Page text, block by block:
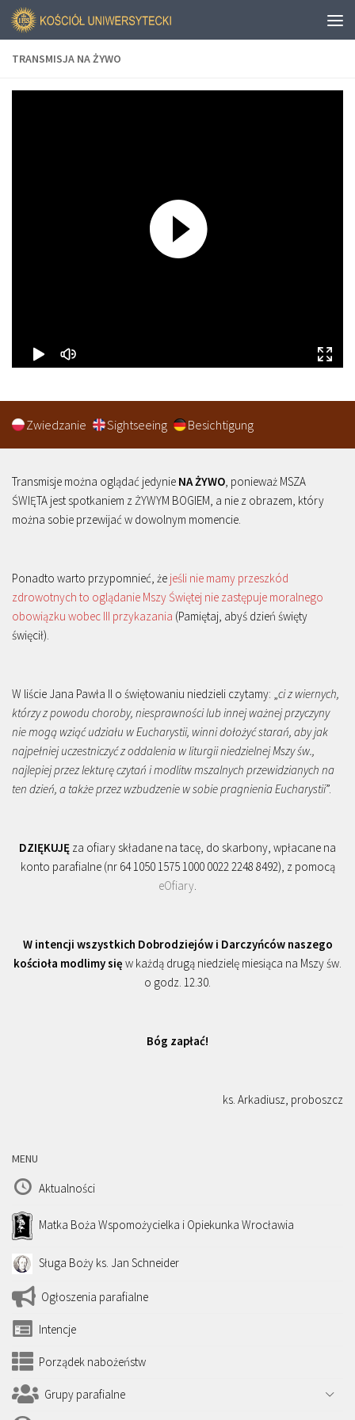
TRANSMISJA NA ŻYWO
Zwiedzanie Sightseeing Besichtigung
Transmisje można oglądać jedynie NA ŻYWO, ponieważ MSZA
ŚWIĘTA jest spotkaniem z ŻYWYM BOGIEM, a nie z obrazem, który
można sobie przewijać w dowolnym momencie.
Ponadto warto przypomnieć, że jeśli nie mamy przeszkód
zdrowotnych to oglądanie Mszy Świętej nie zastępuje moralnego
obowiązku wobec III przykazania (Pamiętaj, abyś dzień święty
święcił).
W liście Jana Pawła II o świętowaniu niedzieli czytamy: „ci z wiernych,
którzy z powodu choroby, niesprawności lub innej ważnej przyczyny
nie mogą wziąć udziału w Eucharystii, winni dołożyć starań, aby jak
najpełniej uczestniczyć z oddalenia w liturgii niedzielnej Mszy św.,
najlepiej przez lekturę czytań i modlitw mszalnych przewidzianych na
ten dzień, a także przez wzbudzenie w sobie pragnienia Eucharystii”.
DZIĘKUJĘ za ofiary składane na tacę, do skarbony, wpłacane na
konto parafialne (nr 64 1050 1575 1000 0022 2248 8492), z pomocą
eOfiary.
W intencji wszystkich Dobrodziejów i Darczyńców naszego
kościoła modlimy się w każdą drugą niedzielę miesiąca na Mszy św.
o godz. 12.30.
Bóg zapłać!
ks. Arkadiusz, proboszcz
MENU
Aktualności
Matka Boża Wspomożycielka i Opiekunka Wrocławia
Sługa Boży ks. Jan Schneider
Ogłoszenia parafialne
Intencje
Porządek nabożeństw
Grupy parafialne